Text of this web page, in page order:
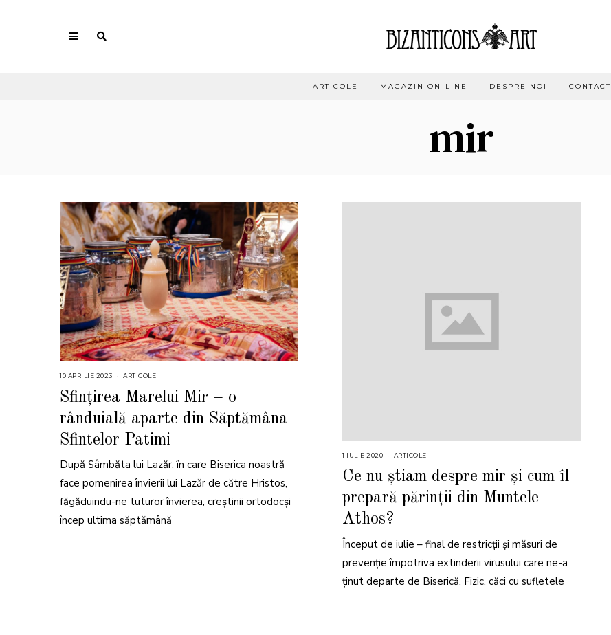
ARTICOLE MAGAZIN ON-LINE DESPRE NOI CONTACT
mir
10 APRILIE 2023
P
L
E
2
ARTICOLE
Sfințirea Marelui Mir – o
rânduială aparte din Săptămâna
Sfintelor Patimi
După Sâmbăta lui Lazăr, în care Biserica noastră
face pomenirea învierii lui Lazăr de către Hristos,
făgăduindu-ne tuturor învierea, creștinii ortodocși
încep ultima săptămână
1 IULIE 2020 ARTICOLE
Ce nu știam despre mir și cum îl
prepară părinții din Muntele
Athos?
Început de iulie – final de restricții și măsuri de
prevenție împotriva extinderii virusului care ne-a
ținut departe de Biserică. Fizic, căci cu sufletele